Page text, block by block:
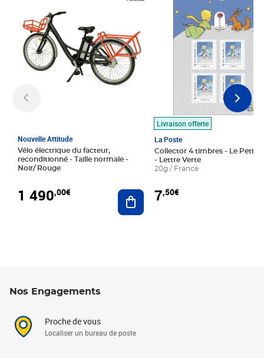
Nouvelle Attitude
Vélo électrique du facteur,
reconditionné - Taille normale -
Noir/ Rouge
1 490,00€ Ajouter au panier
Livraison offerte
La Poste
Collector 4 timbres - Le Petit
- Lettre Verte
20g / France
7,50€
Nos Engagements
Proche de vous
Localiser un bureau de poste